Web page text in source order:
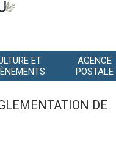
ET
AGENCE
POSTALE
DE